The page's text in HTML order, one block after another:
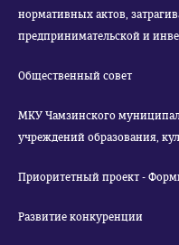
нормативных актов,
предпринимательской и
Общественный совет
МКУ Чамзинского
учреждений образования,
Приоритетный проект -
Развитие конкуренции